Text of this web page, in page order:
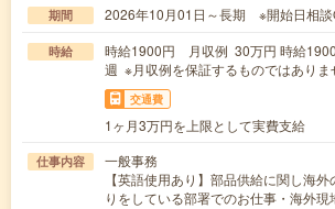
期間 2026年10月01日～長期 ※開始日相
時給
時給1900円 月収例 30万円 時給
週 ※月収例を保証するものではありま
交通費
1ヶ月3万円を上限として実費支給
仕事内容
一般事務
【英語使用あり】部品供給に関し海
りをしている部署でのお仕事・海外